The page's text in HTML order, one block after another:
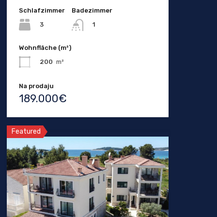
Schlafzimmer
3
Badezimmer
1
Wohnfläche (m²)
200 m²
Na prodaju
189.000€
Featured